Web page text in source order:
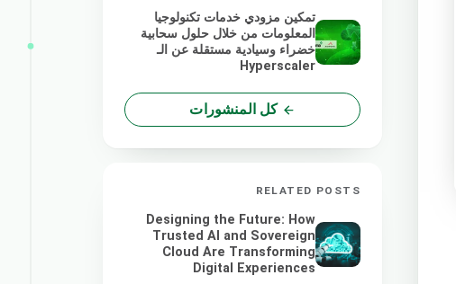
تمكين مزودي خدمات تكنولوجيا
المعلومات من خلال حلول سحابية
خضراء وسيادية مستقلة عن الـ
Hyperscaler
كل المنشورات
RELATED POSTS
Designing the Future: How
Trusted AI and Sovereign
Cloud Are Transforming
Digital Experiences